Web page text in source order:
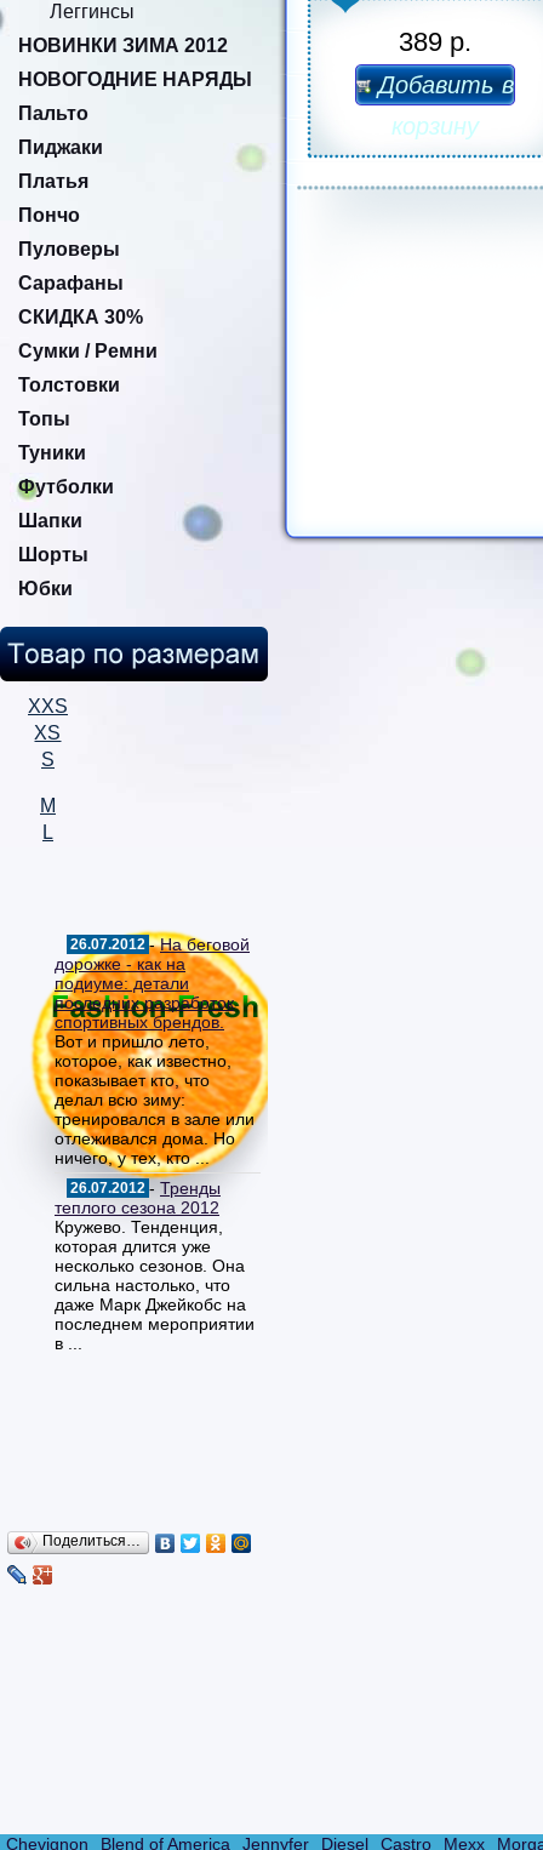
Леггинсы
НОВИНКИ ЗИМА 2012
НОВОГОДНИЕ НАРЯДЫ
Пальто
Пиджаки
Платья
Пончо
Пуловеры
Сарафаны
СКИДКА 30%
Сумки / Ремни
Толстовки
Топы
Туники
Футболки
Шапки
Шорты
Юбки
XXS
XS
S
M
L
26.07.2012 -На беговой
дорожке - как на
подиуме: детали
последних разработок
спортивных брендов.
Вот и пришло лето,
которое, как известно,
показывает кто, что
делал всю зиму:
тренировался в зале или
отлеживался дома. Но
ничего, у тех, кто ...
26.07.2012 - Тренды
теплого сезона 2012
Кружево. Тенденция,
которая длится уже
несколько сезонов. Она
сильна настолько, что
даже Марк Джейкобс на
последнем мероприятии
в ...
Поделиться…
389 р.
Добавить в
корзину
Chevignon Blend of America Jennyfer Diesel Castro Mexx